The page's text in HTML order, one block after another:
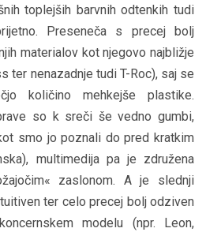
toplejših barvnih odtenkih tudi
Preseneča s precej bolj
materialov kot njegovo najbližje
ter nenazadnje tudi T-Roc), saj se
količino mehkejše plastike.
so k sreči še vedno gumbi,
smo jo poznali do pred kratkim
multimedija pa je združena
zaslonom. A je slednji
ter celo precej bolj odziven
modelu (npr. Leon,